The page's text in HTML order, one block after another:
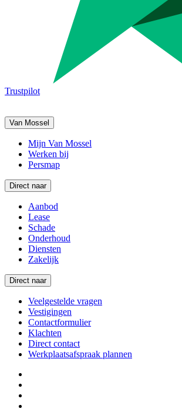
Trustpilot
Van Mossel
Mijn Van Mossel
Werken bij
Persmap
Direct naar
Aanbod
Lease
Schade
Onderhoud
Diensten
Zakelijk
Direct naar
Veelgestelde vragen
Vestigingen
Contactformulier
Klachten
Direct contact
Werkplaatsafspraak plannen